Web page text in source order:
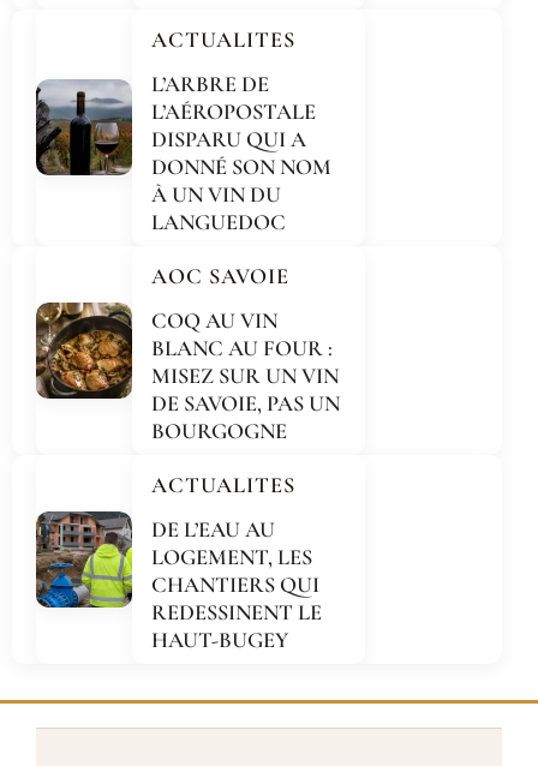
ACTUALITES
L’ARBRE DE
L’AÉROPOSTALE
DISPARU QUI A
DONNÉ SON NOM
À UN VIN DU
LANGUEDOC
AOC SAVOIE
COQ AU VIN
BLANC AU FOUR :
MISEZ SUR UN VIN
DE SAVOIE, PAS UN
BOURGOGNE
ACTUALITES
DE L’EAU AU
LOGEMENT, LES
CHANTIERS QUI
REDESSINENT LE
HAUT-BUGEY